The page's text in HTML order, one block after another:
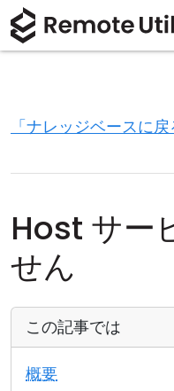
「ナレッジベースに戻
Host サー
せん
この記事では
概要
製品
接続モード
無人アクセス
Active Directory サポ
MSI 設定
ソリュー
情報技術
ダウン購入
サポ
会社